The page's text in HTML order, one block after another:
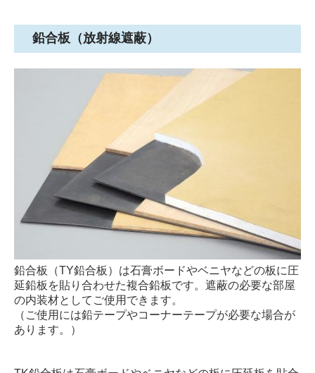
鉛合板（放射線遮蔽）
鉛合板（TY鉛合板）は石膏ボードやベニヤなどの板に圧
延鉛板を貼り合わせた複合鉛板です。遮蔽の必要な部屋
の内装材としてご使用できます。
（ご使用には鉛テープやコーナーテープが必要な場合が
あります。）